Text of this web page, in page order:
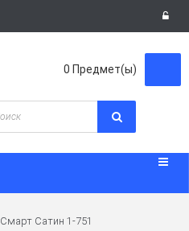
0 Предмет(ы)
Смарт Сатин 1-751